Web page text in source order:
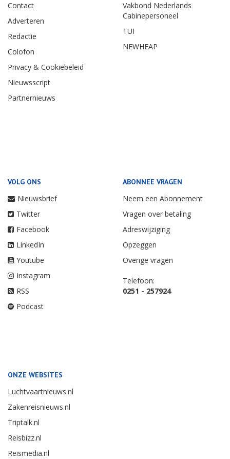
Contact
Adverteren
Redactie
Colofon
Privacy & Cookiebeleid
Nieuwsscript
Partnernieuws
Vakbond Nederlands
Cabinepersoneel
TUI
NEWHEAP
VOLG ONS
Nieuwsbrief
Twitter
Facebook
LinkedIn
Youtube
Instagram
RSS
Podcast
ABONNEE VRAGEN
Neem een Abonnement
Vragen over betaling
Adreswijziging
Opzeggen
Overige vragen
Telefoon:
0251 - 257924
ONZE WEBSITES
Luchtvaartnieuws.nl
Zakenreisnieuws.nl
Triptalk.nl
Reisbizz.nl
Reismedia.nl